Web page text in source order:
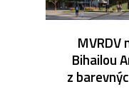
Bihailou
z